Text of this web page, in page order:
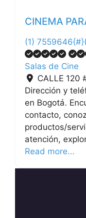
CINEMA
(1)
Salas de Cine
CALLE 120
Dirección y
en Bogotá.
contacto,
productos/
atención,
Read more...